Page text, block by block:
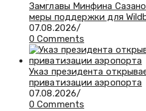
Замглавы Минфина
меры поддержки для
07.08.2026/
0 Comments
Указ президента
приватизации аэропорта
07.08.2026/
0 Comments